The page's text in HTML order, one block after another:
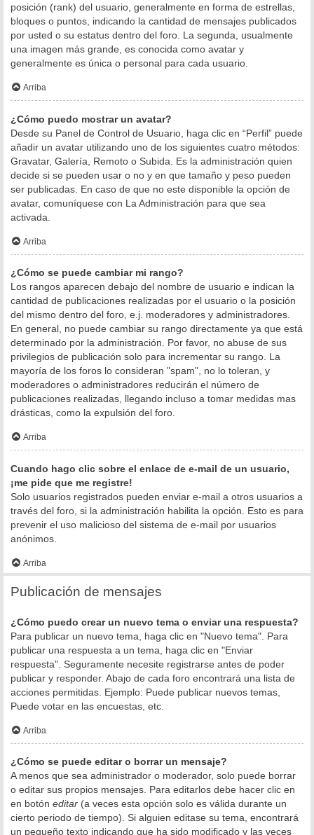
posición (rank) del usuario, generalmente en forma de estrellas,
bloques o puntos, indicando la cantidad de mensajes publicados
por usted o su estatus dentro del foro. La segunda, usualmente
una imagen más grande, es conocida como avatar y
generalmente es única o personal para cada usuario.
Arriba
¿Cómo puedo mostrar un avatar?
Desde su Panel de Control de Usuario, haga clic en “Perfil” puede
añadir un avatar utilizando uno de los siguientes cuatro métodos:
Gravatar, Galería, Remoto o Subida. Es la administración quien
decide si se pueden usar o no y en que tamaño y peso pueden
ser publicadas. En caso de que no este disponible la opción de
avatar, comuníquese con La Administración para que sea
activada.
Arriba
¿Cómo se puede cambiar mi rango?
Los rangos aparecen debajo del nombre de usuario e indican la
cantidad de publicaciones realizadas por el usuario o la posición
del mismo dentro del foro, e.j. moderadores y administradores.
En general, no puede cambiar su rango directamente ya que está
determinado por la administración. Por favor, no abuse de sus
privilegios de publicación solo para incrementar su rango. La
mayoría de los foros lo consideran "spam", no lo toleran, y
moderadores o administradores reducirán el número de
publicaciones realizadas, llegando incluso a tomar medidas mas
drásticas, como la expulsión del foro.
Arriba
Cuando hago clic sobre el enlace de e-mail de un usuario,
¡me pide que me registre!
Solo usuarios registrados pueden enviar e-mail a otros usuarios a
través del foro, si la administración habilita la opción. Esto es para
prevenir el uso malicioso del sistema de e-mail por usuarios
anónimos.
Arriba
Publicación de mensajes
¿Cómo puedo crear un nuevo tema o enviar una respuesta?
Para publicar un nuevo tema, haga clic en "Nuevo tema". Para
publicar una respuesta a un tema, haga clic en "Enviar
respuesta". Seguramente necesite registrarse antes de poder
publicar y responder. Abajo de cada foro encontrará una lista de
acciones permitidas. Ejemplo: Puede publicar nuevos temas,
Puede votar en las encuestas, etc.
Arriba
¿Cómo se puede editar o borrar un mensaje?
A menos que sea administrador o moderador, solo puede borrar
o editar sus propios mensajes. Para editarlos debe hacer clic en
en botón editar (a veces esta opción solo es válida durante un
cierto periodo de tiempo). Si alguien editase su tema, encontrará
un pequeño texto indicando que ha sido modificado y las veces